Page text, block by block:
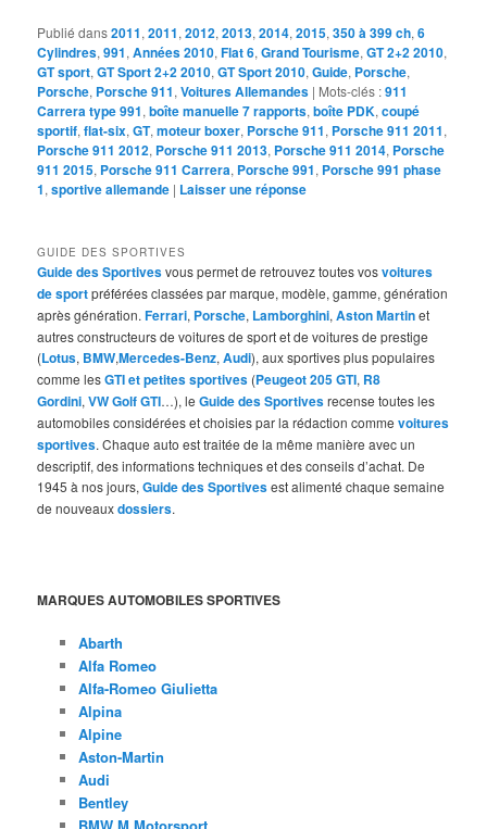
Publié dans2011,2011,2012,2013,2014,2015,350 à 399 ch,6
Cylindres,991,Années 2010,Flat 6,Grand Tourisme,GT 2+2 2010,
GT sport,GT Sport 2+2 2010,GT Sport 2010,Guide, Porsche,
Porsche, Porsche 911,Voitures Allemandes | Mots-clés :911
Carrera type 991,boîte manuelle 7 rapports,boîte PDK,coupé
sportif,flat-six,GT,moteur boxer, Porsche 911, Porsche 911 2011,
Porsche 911 2012, Porsche 911 2013, Porsche 911 2014, Porsche
911 2015, Porsche 911 Carrera, Porsche 991, Porsche 991 phase
1,sportive allemande | Laisser une réponse
GUIDE DES SPORTIVES
Guide des Sportivesvous permet de retrouvez toutes vosvoitures
de sportpréférées classées par marque, modèle, gamme, génération
après génération.Ferrari, Porsche, Lamborghini,Aston Martinet
autres constructeurs de voitures de sport et de voitures de prestige
(Lotus, BMW,Mercedes-Benz,Audi), aux sportives plus populaires
comme lesGTI et petites sportives (Peugeot 205 GTI, R8
Gordini,VW Golf GTI…), leGuide des Sportivesrecense toutes les
automobiles considérées et choisies par la rédaction commevoitures
sportives. Chaque auto est traitée de la même manière avec un
descriptif, des informations techniques et des conseils d’achat. De
1945 à nos jours,Guide des Sportivesest alimenté chaque semaine
de nouveauxdossiers.
MARQUES AUTOMOBILES SPORTIVES
Abarth
Alfa Romeo
Alfa-Romeo Giulietta
Alpina
Alpine
Aston-Martin
Audi
Bentley